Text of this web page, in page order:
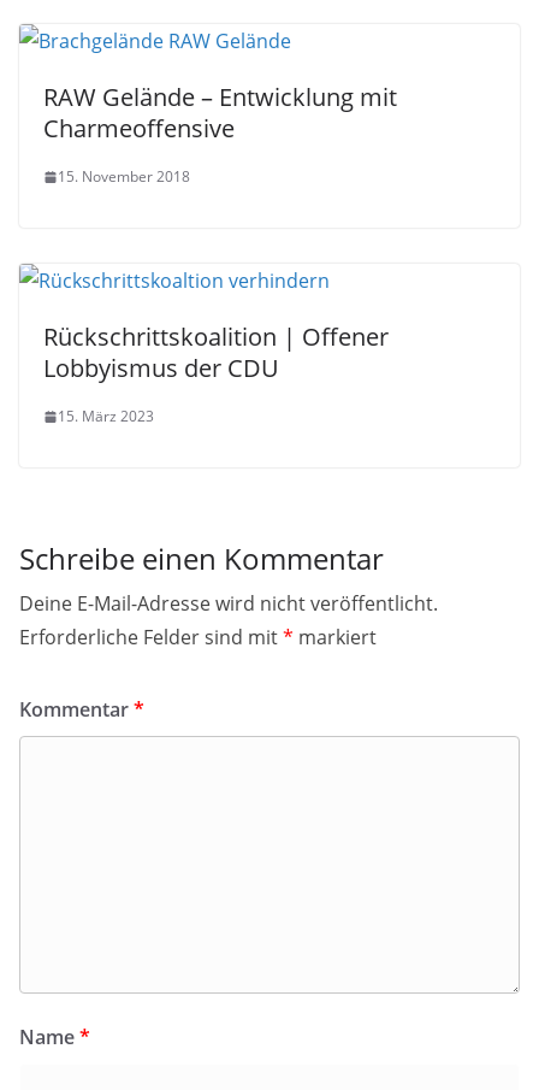
RAW Gelände – Entwicklung mit
Charmeoffensive
15. November 2018
Rückschrittskoalition | Offener
Lobbyismus der CDU
15. März 2023
Schreibe einen Kommentar
Deine E-Mail-Adresse wird nicht veröffentlicht.
Erforderliche Felder sind mit* markiert
Kommentar*
Name*